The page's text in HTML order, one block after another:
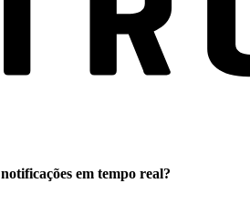
notificações em tempo real?